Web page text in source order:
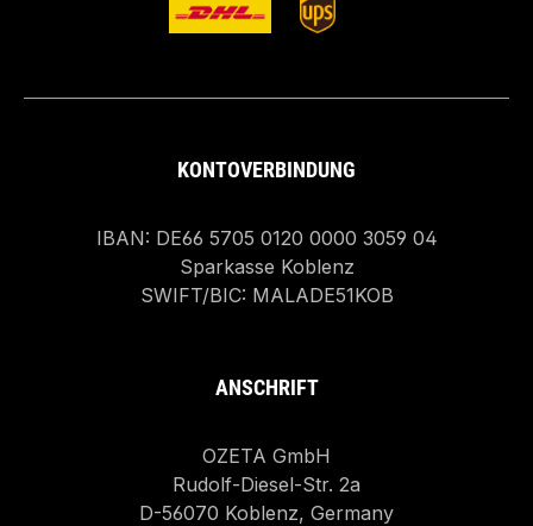
KONTOVERBINDUNG
IBAN: DE66 5705 0120 0000 3059 04
Sparkasse Koblenz
SWIFT/BIC: MALADE51KOB
ANSCHRIFT
OZETA GmbH
Rudolf-Diesel-Str. 2a
D-56070 Koblenz, Germany